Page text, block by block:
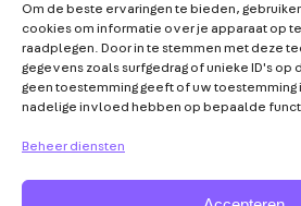
Om de beste ervaringen te bieden,
cookies om informatie over je apparaat op
raadplegen. Door in te stemmen met deze
gegevens zoals surfgedrag of unieke ID's
geen toestemming geeft of uw toestemming
nadelige invloed hebben op bepaalde
Beheer diensten
& ANTWOORD
MEER